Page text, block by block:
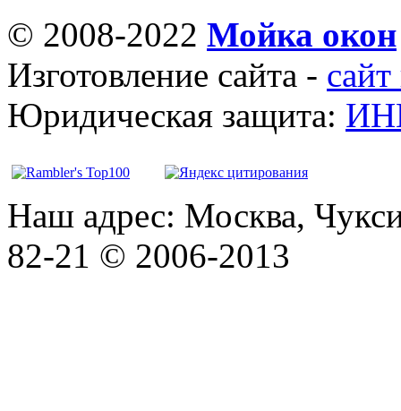
© 2008-2022 Мойка окон
Изготовление сайта - сайт
Юридическая защита:
Наш адрес: Москва,
82-21 © 2006-2013